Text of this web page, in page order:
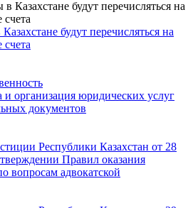
будут перечисляться на
и организация юридических услуг
документов
Республики Казахстан от 28
Правил оказания
вопросам адвокатской